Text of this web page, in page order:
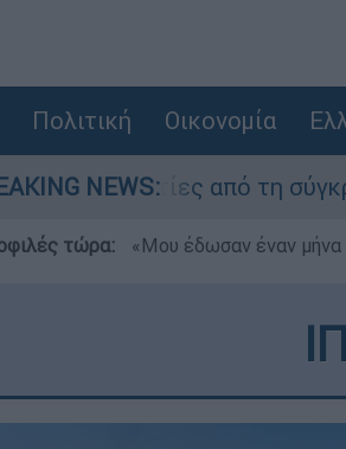
Πολιτική Οικονομία
NEWS:
από τη σύγκρουση των
τώρα: «Μου έδωσαν έναν μήνα